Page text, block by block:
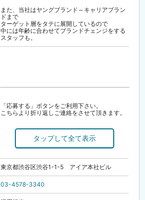
また、当社はヤングブランド～キャリアブラン
ドまで
ターゲット層をタテに展開しているので
中には年齢に合わせてブランドチェンジをする
スタッフも。
「応募する」ボタンをご利用下さい。
こちらより折り返しご連絡をさせて頂きます。
●一次面接はオンラインにて行います。
※お電話でのご応募もお待ちしております。
東京都渋谷区渋谷1-1-5 アイア本社ビル
03-4578-3340